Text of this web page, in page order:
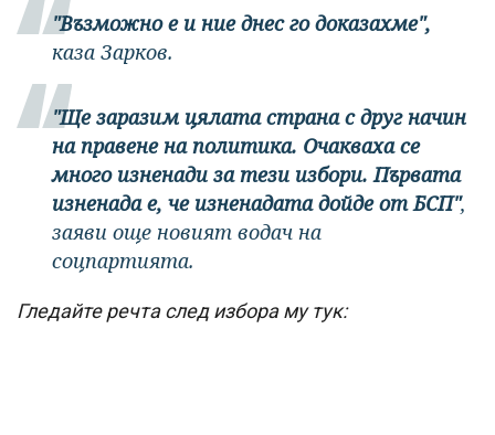
"Възможно е и ние днес го доказахме",
каза Зарков.
"Ще заразим цялата страна с друг начин
на правене на политика. Очакваха се
много изненади за тези избори. Първата
изненада е, че изненадата дойде от БСП",
заяви още новият водач на
соцпартията.
Гледайте речта след избора му тук: